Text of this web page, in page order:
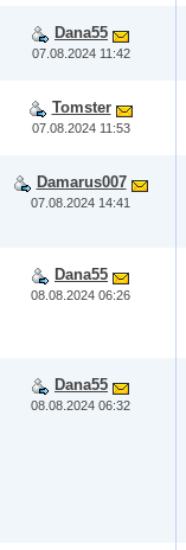
Dana55
07.08.2024 11:42
Tomster
07.08.2024 11:53
Damarus007
07.08.2024 14:41
Dana55
08.08.2024 06:26
Dana55
08.08.2024 06:32